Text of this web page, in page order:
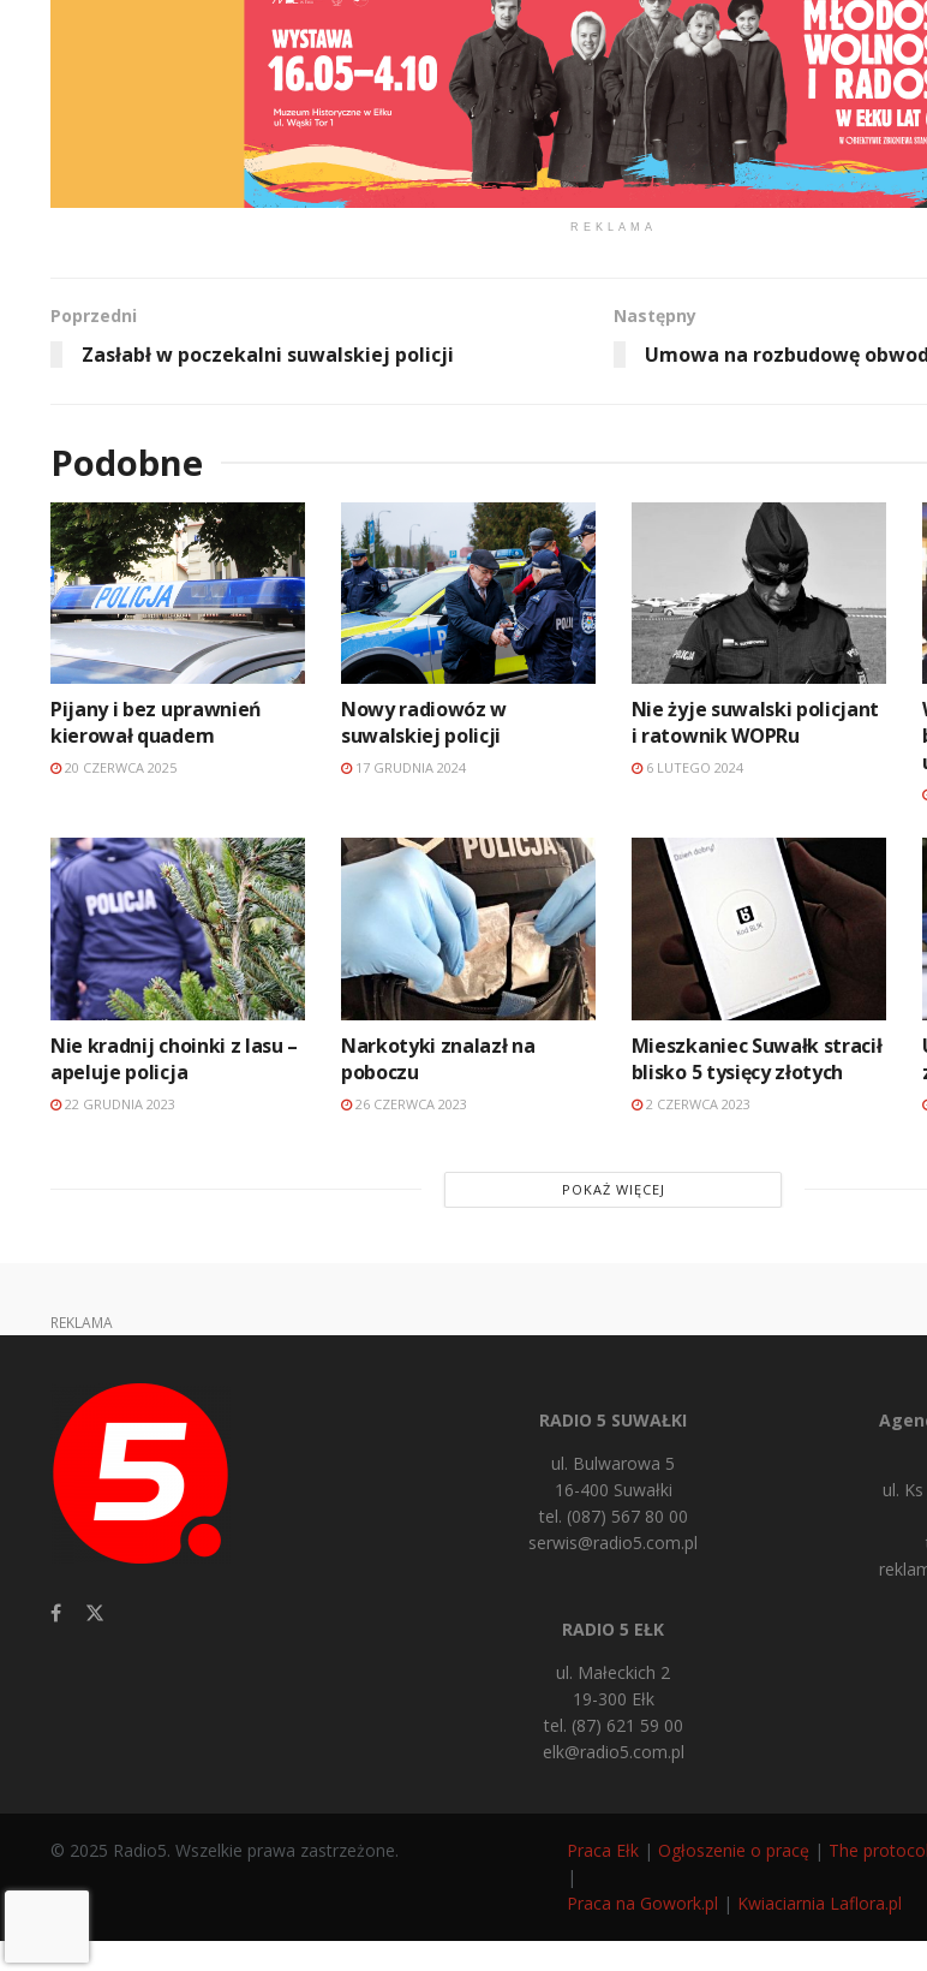
REKLAMA
Poprzedni
Zasłabł w poczekalni suwalskiej policji
Następny
Umowa na rozbudowę
Podobne
Pijany i bez uprawnień
kierował quadem
20 CZERWCA 2025
Nowy radiowóz w
suwalskiej policji
17 GRUDNIA 2024
Nie żyje suwalski policjant
i ratownik WOPRu
6 LUTEGO 2024
Nie kradnij choinki z lasu –
apeluje policja
22 GRUDNIA 2023
Narkotyki znalazł na
poboczu
26 CZERWCA 2023
Mieszkaniec Suwałk stracił
blisko 5 tysięcy złotych
2 CZERWCA 2023
POKAŻ WIĘCEJ
REKLAMA
RADIO 5 SUWAŁKI
ul. Bulwarowa 5
16-400 Suwałki
tel. (087) 567 80 00
serwis@radio5.com.pl
RADIO 5 EŁK
ul. Małeckich 2
19-300 Ełk
tel. (87) 621 59 00
elk@radio5.com.pl
ul.
© 2025 Radio5. Wszelkie prawa zastrzeżone. Praca Ełk | Ogłoszenie o pracę | The protocol
|
Praca na Gowork.pl | Kwiaciarnia Laflora.pl